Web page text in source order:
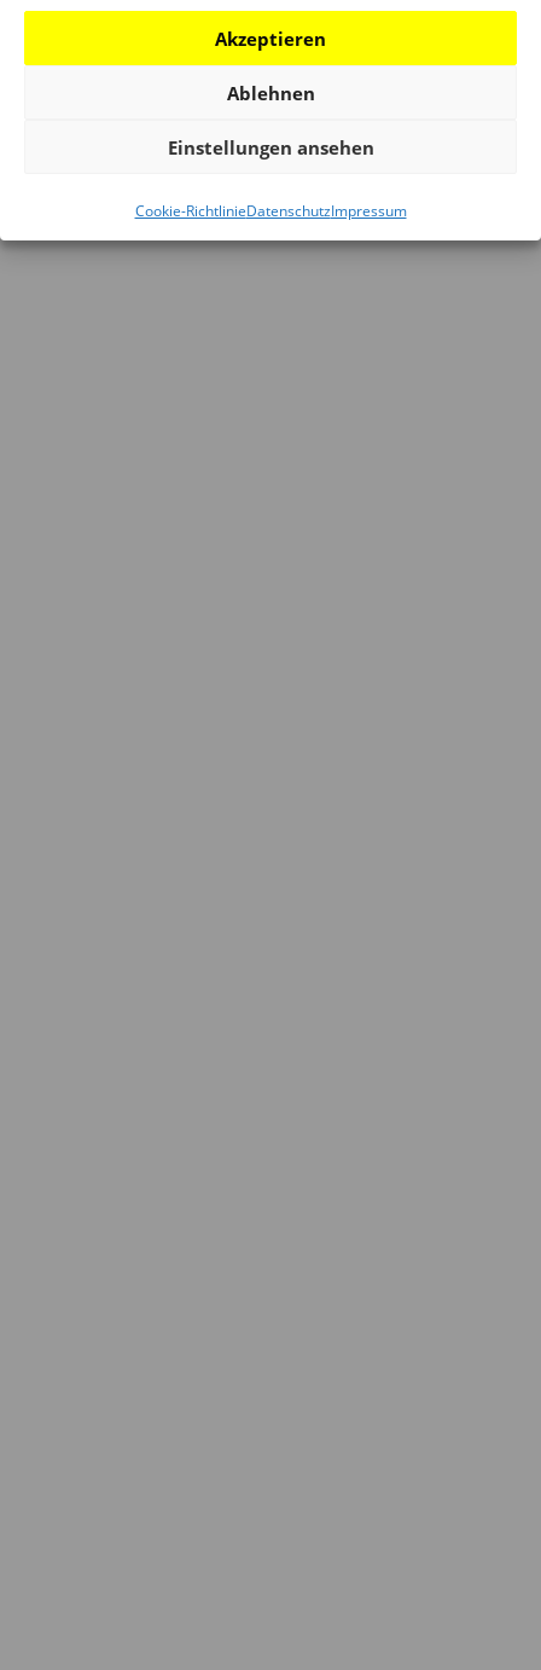
Akzeptieren
Ablehnen
Einstellungen ansehen
Cookie-RichtlinieDatenschutzImpressum